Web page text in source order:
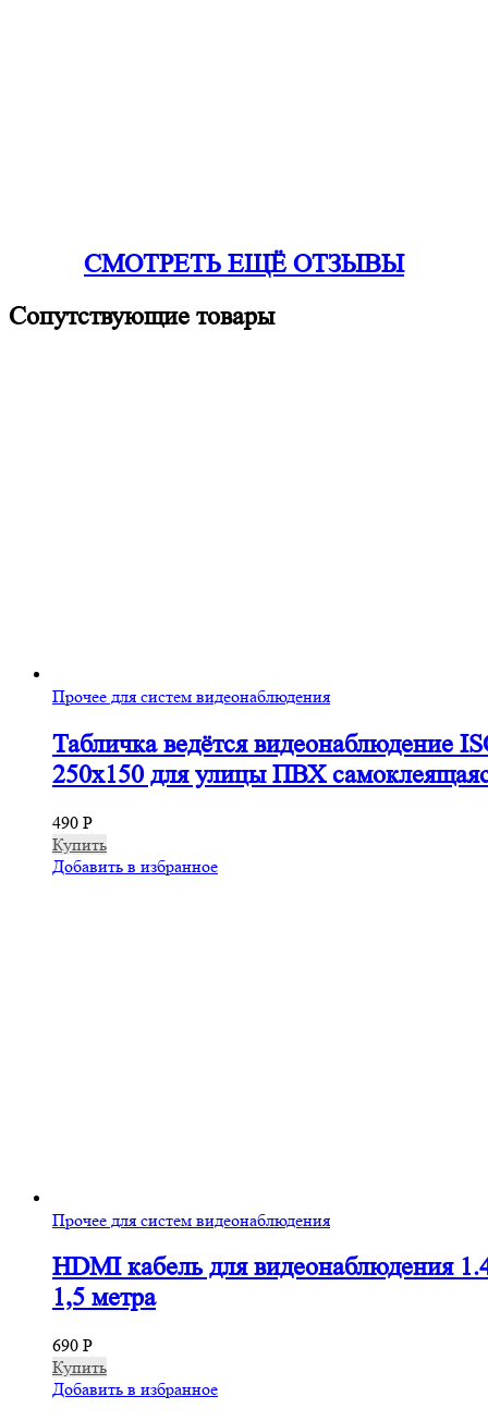
СМОТРЕТЬ ЕЩЁ ОТЗЫВЫ
Сопутствующие товары
Прочее для систем видеонаблюдения
Табличка ведётся видеонаблюдение
250х150 для улицы ПВХ
490 Р
Купить
Добавить в избранное
Прочее для систем видеонаблюдения
HDMI кабель для видеонаблюдения
1,5 метра
690 Р
Купить
Добавить в избранное